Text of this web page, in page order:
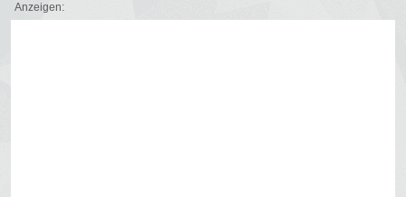
Anzeigen: